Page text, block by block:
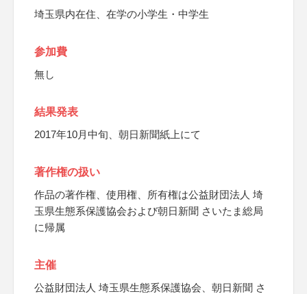
埼玉県内在住、在学の小学生・中学生
参加費
無し
結果発表
2017年10月中旬、朝日新聞紙上にて
著作権の扱い
作品の著作権、使用権、所有権は公益財団法人 埼
玉県生態系保護協会および朝日新聞 さいたま総局
に帰属
主催
公益財団法人 埼玉県生態系保護協会、朝日新聞 さ